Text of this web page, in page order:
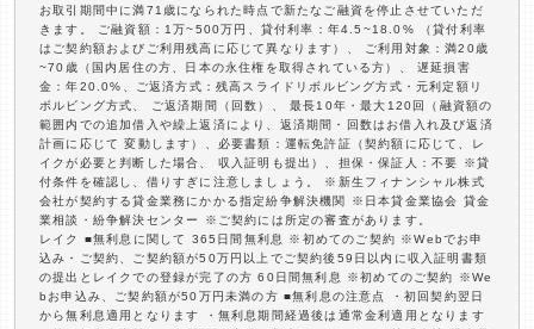
お取引期間中に満71歳になられた時点で新たなご融資を停止させていただ
きます。 ご融資額：1万~500万円、貸付利率：年4.5~18.0% （貸付利率
はご契約額およびご利用残高に応じて異なります）、 ご利用対象：満20歳
~70歳（国内居住の方、日本の永住権を取得されている方）、 遅延損害
金：年20.0%、ご返済方式：残高スライドリボルビング方式・元利定額リ
ボルビング方式、 ご返済期間（回数）、 最長10年・最大120回（融資額の
範囲内での追加借入や繰上返済により、返済期間・回数はお借入れ及び返済
計画に応じて 変動します）、必要書類：運転免許証（契約額に応じて、レ
イクが必要と判断した場合、 収入証明も提出）、担保・保証人：不要 ※貸
付条件を確認し、借りすぎに注意しましょう。 ※新生フィナンシャル株式
会社が契約する貸金業務にかかる指定紛争解決機関 ※日本貸金業協会 貸金
業相談・紛争解決センター ※ご契約には所定の審査があります。
レイク ■無利息に関して 365日間無利息 ※初めてのご契約 ※Webでお申
込み・ご契約、ご契約額が50万円以上でご契約後59日以内に収入証明書類
の提出とレイクでの登録が完了の方 60日間無利息 ※初めてのご契約 ※We
bお申込み、ご契約額が50万円未満の方 ■無利息の注意点 ・初回契約翌日
から無利息適用となります ・無利息期間経過後は通常金利適用となります